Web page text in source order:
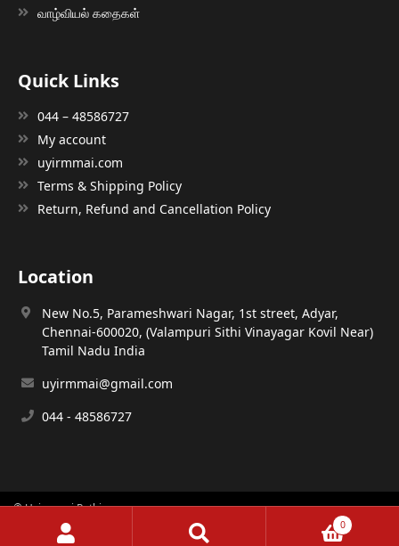
வாழ்வியல் கதைகள்
Quick Links
044 – 48586727
My account
uyirmmai.com
Terms & Shipping Policy
Return, Refund and Cancellation Policy
Location
New No.5, Parameshwari Nagar, 1st street, Adyar,
Chennai-600020, (Valampuri Sithi Vinayagar Kovil Near)
Tamil Nadu India
uyirmmai@gmail.com
044 - 48586727
0
© Uyirmmai Pathippagam
designed & developed by